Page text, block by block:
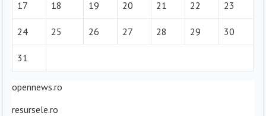
17 18 19 20 21 22 23
24 25 26 27 28 29 30
31
opennews.ro
resursele.ro